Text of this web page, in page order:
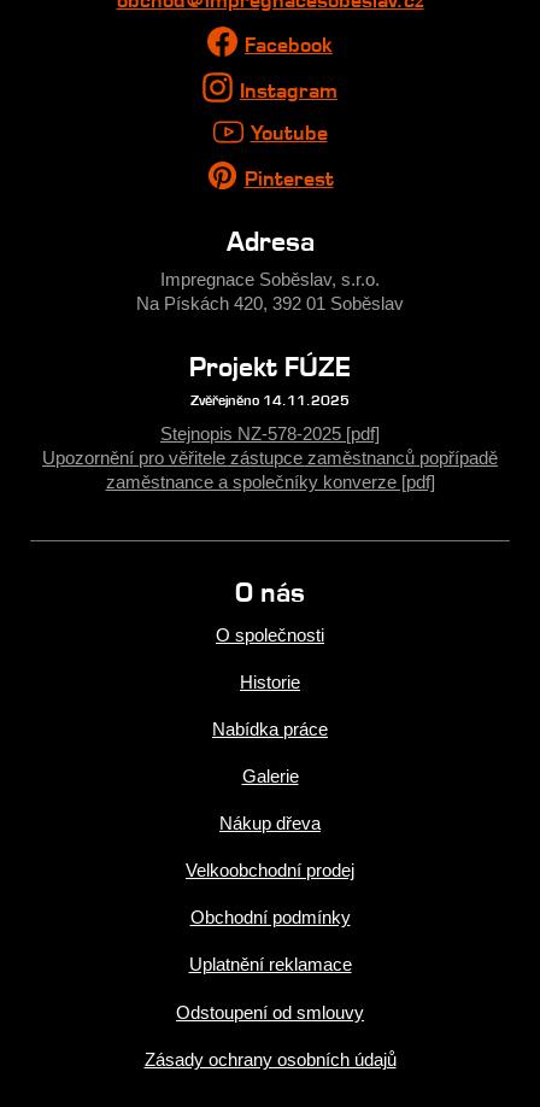
Facebook
Instagram
Youtube
Pinterest
Adresa
Impregnace Soběslav, s.r.o.
Na Pískách 420, 392 01 Soběslav
Projekt FÚZE
Zvěřejněno 14.11.2025
Stejnopis NZ-578-2025 [pdf]
Upozornění pro věřitele zástupce zaměstnanců popřípadě
zaměstnance a společníky konverze [pdf]
O nás
O společnosti
Historie
Nabídka práce
Galerie
Nákup dřeva
Velkoobchodní prodej
Obchodní podmínky
Uplatnění reklamace
Odstoupení od smlouvy
Zásady ochrany osobních údajů